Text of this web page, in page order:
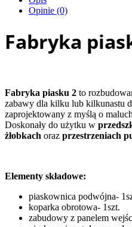
Opinie (0)
Fabryka
Fabryka piasku 2 to
zabawy dla kilku lub kilkunastu
zaprojektowany z myślą o
Doskonały do użytku w
żłobkach oraz przestrzeniach
Elementy składowe:
piaskownica podwójna-
koparka obrotowa- 1szt.
zabudowy z panelem